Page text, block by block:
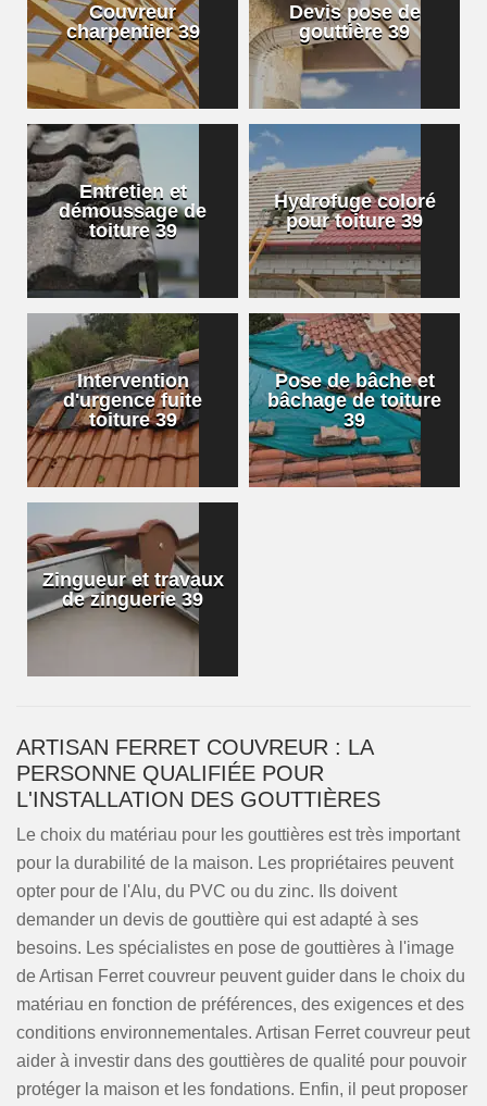
Couvreur
charpentier 39
Devis pose de
gouttière 39
Entretien et
démoussage de
toiture 39
Hydrofuge coloré
pour toiture 39
Intervention
d'urgence fuite
toiture 39
Pose de bâche et
bâchage de toiture
39
Zingueur et travaux
de zinguerie 39
ARTISAN FERRET COUVREUR : LA
PERSONNE QUALIFIÉE POUR
L'INSTALLATION DES GOUTTIÈRES
Le choix du matériau pour les gouttières est très important
pour la durabilité de la maison. Les propriétaires peuvent
opter pour de l'Alu, du PVC ou du zinc. Ils doivent
demander un devis de gouttière qui est adapté à ses
besoins. Les spécialistes en pose de gouttières à l'image
de Artisan Ferret couvreur peuvent guider dans le choix du
matériau en fonction de préférences, des exigences et des
conditions environnementales. Artisan Ferret couvreur peut
aider à investir dans des gouttières de qualité pour pouvoir
protéger la maison et les fondations. Enfin, il peut proposer